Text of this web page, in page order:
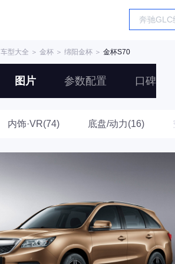
车型大全 ＞ 金杯 ＞ 绵阳金杯 ＞ 金杯S70
图片 参数配置 口碑
内饰·VR(74) 底盘/动力(16)